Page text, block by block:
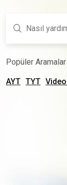
Popüler Aramalar
AYT TYT